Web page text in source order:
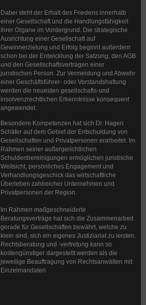
Dabei steht der Erhalt des Friedens innerhalb
einer Gesellschaft und die Handlungsfähigkeit
ihrer Organe im Vordergrund. Die strategische
Ausrichtung einer Gesellschaft auf
Gewinnerzielung und Erfolg beginnt außerdem
schon bei der Entwicklung der Satzung, den AGB
und den Gesellschaftsverträgen einer
juristischen Person. Zur Vermeidung und Abwehr
einer Geschäftsführer- oder Vorstandshaftung
werden die neuesten gesellschafts-und
insolvenzrechtlichen Erkenntnisse konsequent
angewendet.
Besondere Kompetenzen hat sich Dr. Hagen
Schäfer auf dem Gebiet der Entschuldung von
Gesellschaften und Privatpersonen erarbeitet. Im
Rahmen seiner außergerichtlichen
Schuldenbereinigungen ermöglichen juristische
Weitsicht, persönliches Engagement und
Verhandlungsgeschick das wirtschaftliche
Überleben zahlreicher Unternehmen und
Privatpersonen der Region.
Im Rahmen maßgeschneiderte
Beratungsverträge hat sich die Zusammenarbeit
gerade für Gesellschaften bewährt, welche zu
klein sind, sich ein eigenes Justiziariat zu leisten.
Rechtsberatung und -vertretung kann so
kostengünstiger dargestellt werden als die
jeweilige Beauftragung von Rechtsanwälten mit
Einzelmandaten.